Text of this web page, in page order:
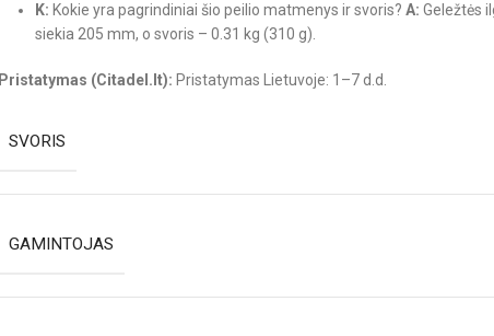
K: Kokie yra pagrindiniai šio peilio matmenys ir svoris?A: Geležtės
siekia 205 mm, o svoris – 0.31 kg (310 g).
Pristatymas (Citadel.lt): Pristatymas Lietuvoje: 1–7 d.d.
SVORIS
GAMINTOJAS